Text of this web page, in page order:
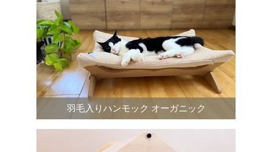
羽毛入りハンモック オーガニック